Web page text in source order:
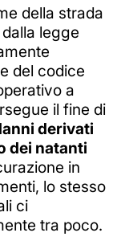
della strada
legge
del codice
a
il fine di
derivati
dei natanti
in
lo stesso
ci
tra poco.